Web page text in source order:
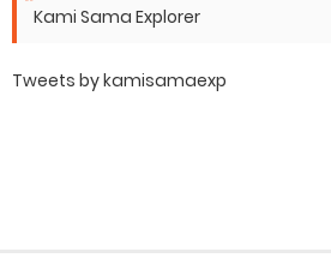
Kami Sama Explorer
Tweets by kamisamaexp